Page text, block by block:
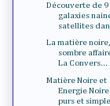
Découverte de 9
galaxies
satellites
La matière
sombre
La Convers...
Matière Noire et
Energie
purs et